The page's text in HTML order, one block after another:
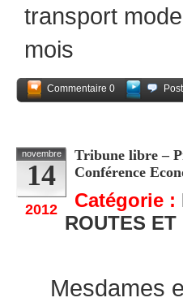
transport
mois
Commentaire 0
novembre
14
2012
Tribune libre –
Conférence
Catégorie :
ROUTES
Mesdames